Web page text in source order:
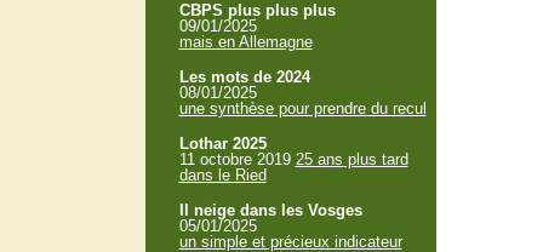
CBPS plus plus plus
09/01/2025
mais en Allemagne
Les mots de 2024
08/01/2025
une synthèse pour prendre du recul
Lothar 2025
11 octobre 2019 25 ans plus tard
dans le Ried
Il neige dans les Vosges
05/01/2025
un simple et précieux indicateur